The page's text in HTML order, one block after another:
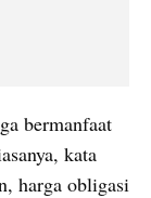
bermanfaat
kata
harga obligasi